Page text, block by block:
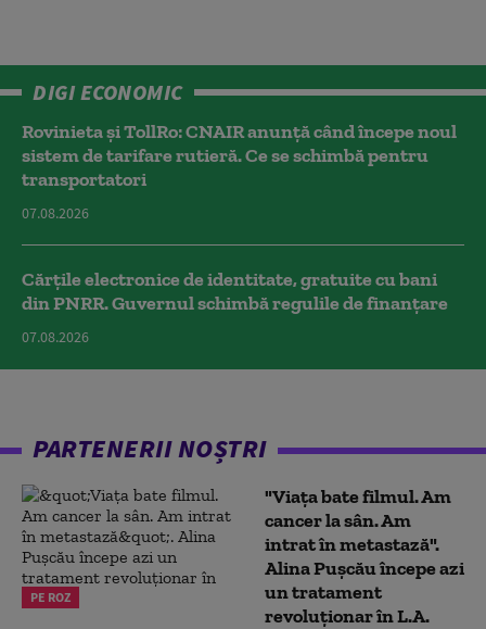
DIGI ECONOMIC
Rovinieta și TollRo: CNAIR anunță când începe noul
sistem de tarifare rutieră. Ce se schimbă pentru
transportatori
07.08.2026
Cărțile electronice de identitate, gratuite cu bani
din PNRR. Guvernul schimbă regulile de finanțare
07.08.2026
PARTENERII NOȘTRI
PE ROZ
"Viața bate filmul. Am
cancer la sân. Am
intrat în metastază".
Alina Pușcău începe azi
un tratament
revoluționar în L.A.